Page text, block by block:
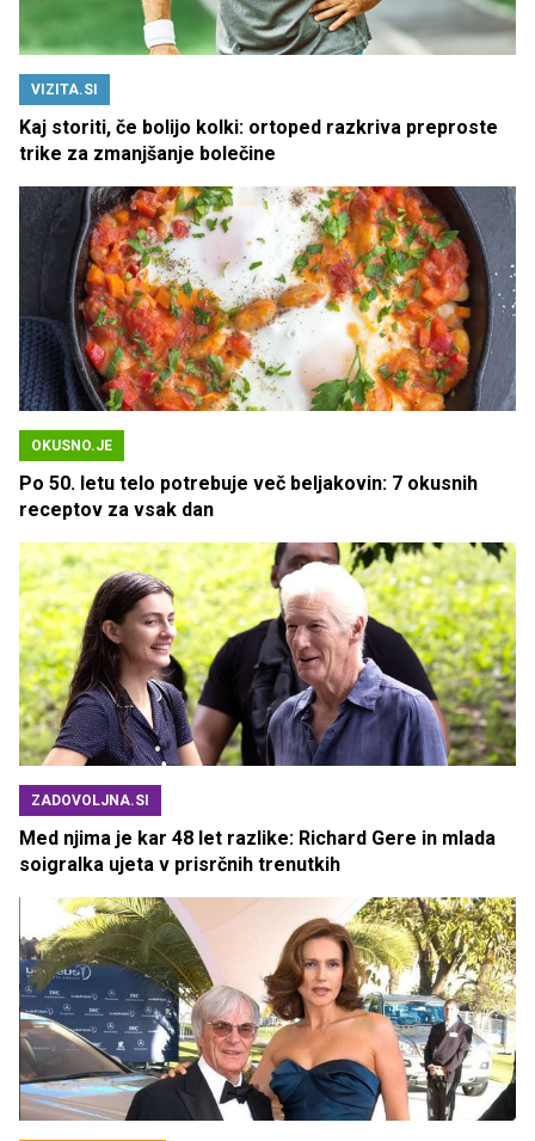
VIZITA.SI
Kaj storiti, če bolijo kolki: ortoped razkriva preproste
trike za zmanjšanje bolečine
OKUSNO.JE
Po 50. letu telo potrebuje več beljakovin: 7 okusnih
receptov za vsak dan
ZADOVOLJNA.SI
Med njima je kar 48 let razlike: Richard Gere in mlada
soigralka ujeta v prisrčnih trenutkih